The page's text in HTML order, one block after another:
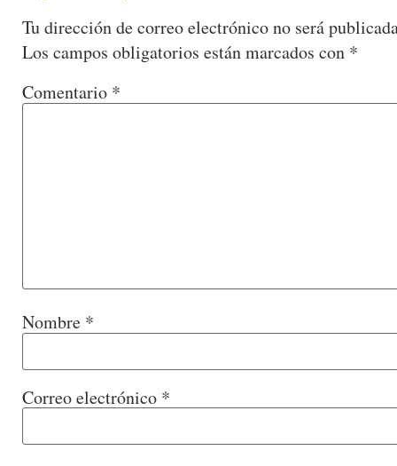
Tu dirección de correo electrónico no será
Los campos obligatorios están marcados con *
Comentario *
Nombre *
Correo electrónico *